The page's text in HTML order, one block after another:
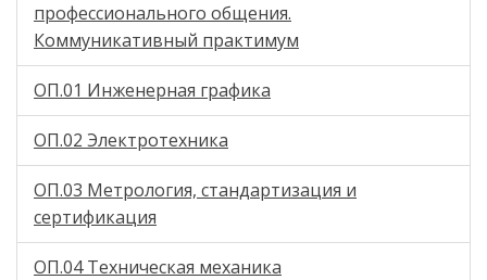
профессионального общения.
Коммуникативный практимум
ОП.01 Инженерная графика
ОП.02 Электротехника
ОП.03 Метрология, стандартизация и
сертификация
ОП.04 Техническая механика